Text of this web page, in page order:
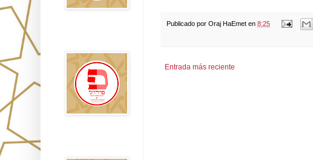
Publicado por Oraj HaEmet en 8:25
Entrada más reciente